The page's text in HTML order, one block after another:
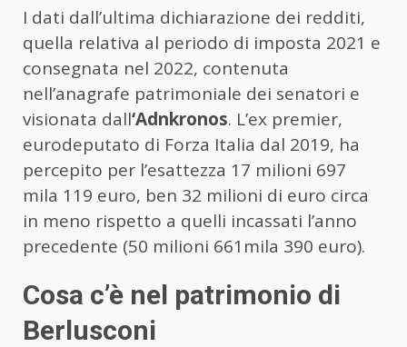
I dati dall’ultima dichiarazione dei redditi,
quella relativa al periodo di imposta 2021 e
consegnata nel 2022, contenuta
nell’anagrafe patrimoniale dei senatori e
visionata dall‘Adnkronos. L’ex premier,
eurodeputato di Forza Italia dal 2019, ha
percepito per l’esattezza 17 milioni 697
mila 119 euro, ben 32 milioni di euro circa
in meno rispetto a quelli incassati l’anno
precedente (50 milioni 661mila 390 euro).
Cosa c’è nel patrimonio di
Berlusconi